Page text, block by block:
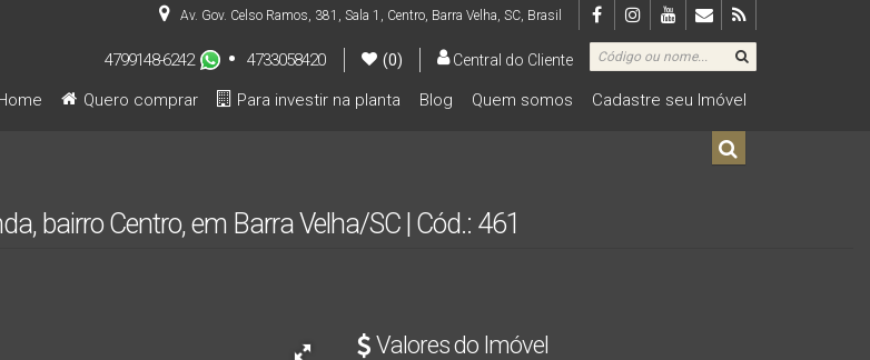
Av. Gov. Celso Ramos, 381 , Sala 1 , Centro, Barra Velha, SC, Brasil
Central do Cliente
(0)
4799148-6242
4733058420
Cadastre seu Imóvel
Quem somos
Blog
Para investir na planta
Quero comprar
bairro Centro, em Barra Velha/SC | Cód.: 461
Valores do Imóvel